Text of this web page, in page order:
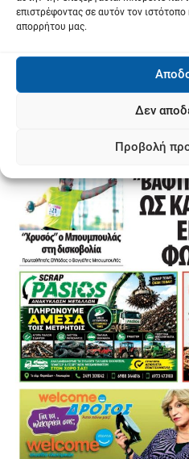
επιστρέφοντας σε αυτόν τον ιστότοπο
απορρήτου μας.
Δεν
Προβολή